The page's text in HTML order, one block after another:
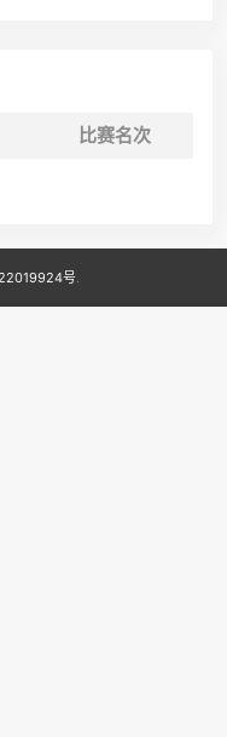
比赛名次
号